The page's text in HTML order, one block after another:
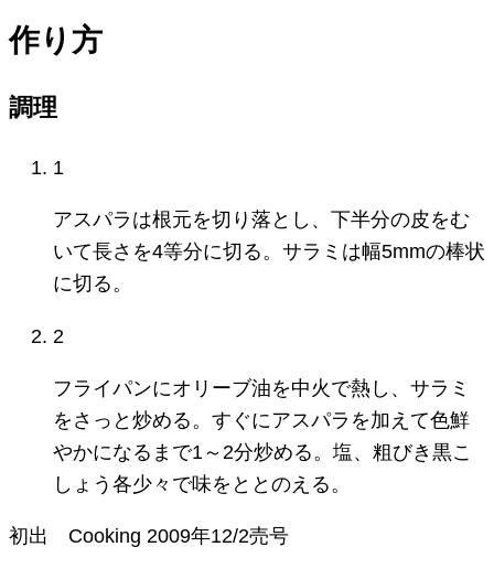
作り方
調理
1
アスパラは根元を切り落とし、下半分の皮をむ
いて長さを4等分に切る。サラミは幅5mmの棒状
に切る。
2
フライパンにオリーブ油を中火で熱し、サラミ
をさっと炒める。すぐにアスパラを加えて色鮮
やかになるまで1～2分炒める。塩、粗びき黒こ
しょう各少々で味をととのえる。
初出 Cooking 2009年12/2売号